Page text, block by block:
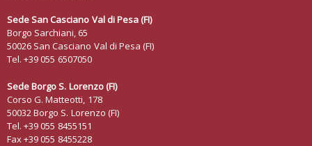
Sede San Casciano Val di Pesa (FI)
Borgo Sarchiani, 65
50026 San Casciano Val di Pesa (FI)
Tel. +39 055 6507050
Sede Borgo S. Lorenzo (FI)
Corso G. Matteotti, 178
50032 Borgo S. Lorenzo (FI)
Tel. +39 055 8455151
Fax +39 055 8455228